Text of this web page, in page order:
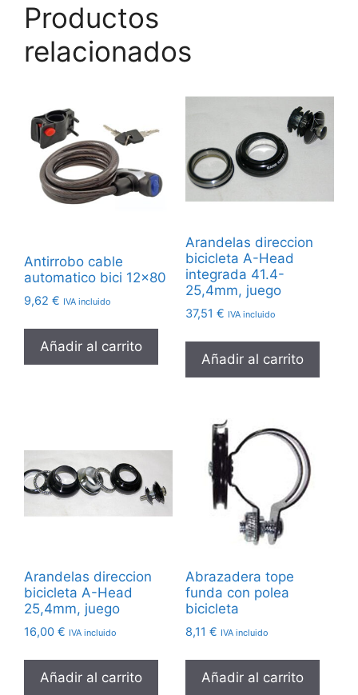
Productos
relacionados
Antirrobo cable
automatico bici 12×80
9,62 € IVA incluido
Añadir al carrito
Arandelas direccion
bicicleta A-Head
integrada 41.4-
25,4mm, juego
37,51 € IVA incluido
Añadir al carrito
Arandelas direccion
bicicleta A-Head
25,4mm, juego
16,00 € IVA incluido
Añadir al carrito
Abrazadera tope
funda con polea
bicicleta
8,11 € IVA incluido
Añadir al carrito